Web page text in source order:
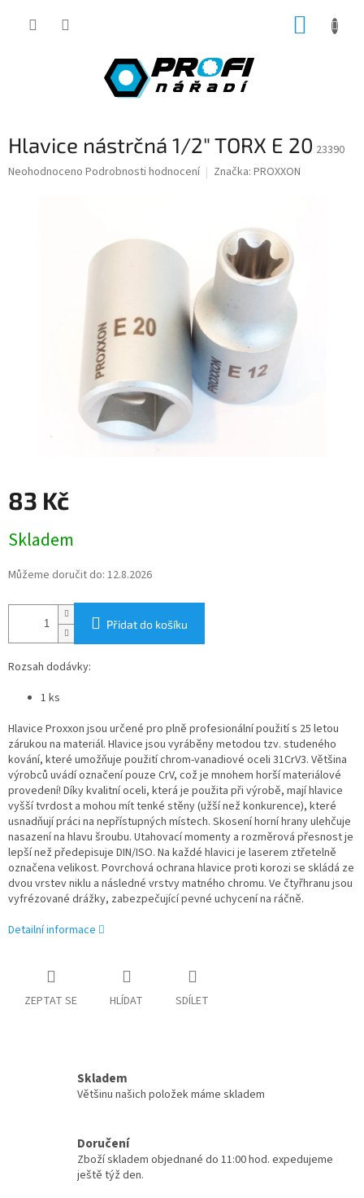
Hlavice nástrčná 1/2" TORX E 20 23390
Průměrné
Neohodnoceno Podrobnosti hodnocení Značka: PROXXON
83 Kč
cena:
Skladem
Můžeme doručit do: 12.8.2026
Přidat do košíku
Rozsah dodávky:
1 ks
Hlavice Proxxon jsou určené pro plně profesionální použití s 25 letou
zárukou na materiál. Hlavice jsou vyráběny metodou tzv. studeného
kování, které umožňuje použití chrom-vanadiové oceli 31CrV3. Většina
výrobců uvádí označení pouze CrV, což je mnohem horší materiálové
provedení! Díky kvalitní oceli, která je použita při výrobě, mají hlavice
vyšší tvrdost a mohou mít tenké stěny (užší než konkurence), které
usnadňují práci na nepřístupných místech. Skosení horní hrany ulehčuje
nasazení na hlavu šroubu. Utahovací momenty a rozměrová přesnost je
lepší než předepisuje DIN/ISO. Na každé hlavici je laserem ztřetelně
označena velikost. Povrchová ochrana hlavice proti korozi se skládá ze
dvou vrstev niklu a následné vrstvy matného chromu. Ve čtyřhranu jsou
vyfrézované drážky, zabezpečující pevné uchycení na ráčně.
Detailní informace
ZEPTAT SE HLÍDAT SDÍLET
Skladem
Většinu našich položek máme skladem
Doručení
Zboží skladem objednané do 11:00 hod. expedujeme
ještě týž den.